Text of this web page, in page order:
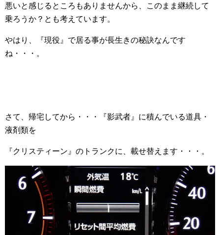
悪いと感じるところもありませんから、このまま継続して
乗ろうか？とも考えています。
やはり、『現役』で居る事が長生きの秘訣なんです
ね・・・。
さて、帰宅してから・・・『影武者』に積んでいる道具・
液剤類を
『クリスティーン』のトランクに、載せ替えます・・・。